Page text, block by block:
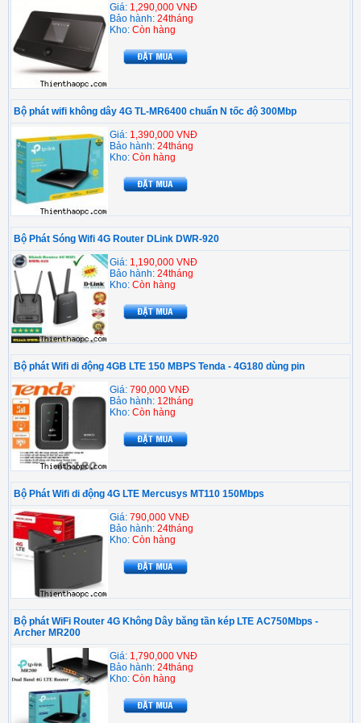
Giá: 1,290,000 VNĐ
Bảo hành: 24tháng
Kho: Còn hàng
Bộ phát wifi không dây 4G TL-MR6400 chuẩn N tốc độ 300Mbp
Giá: 1,390,000 VNĐ
Bảo hành: 24tháng
Kho: Còn hàng
Bộ Phát Sóng Wifi 4G Router DLink DWR-920
Giá: 1,190,000 VNĐ
Bảo hành: 24tháng
Kho: Còn hàng
Bộ phát Wifi di động 4GB LTE 150 MBPS Tenda - 4G180 dùng pin
Giá: 790,000 VNĐ
Bảo hành: 12tháng
Kho: Còn hàng
Bộ Phát Wifi di động 4G LTE Mercusys MT110 150Mbps
Giá: 790,000 VNĐ
Bảo hành: 24tháng
Kho: Còn hàng
Bộ phát WiFi Router 4G Không Dây băng tần kép LTE AC750Mbps -
Archer MR200
Giá: 1,790,000 VNĐ
Bảo hành: 24tháng
Kho: Còn hàng